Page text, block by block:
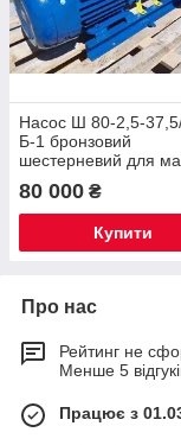
Насос Ш 80-2,5-
Б-1 бронзовий
шестерневий для
мазуту, нафти
80 000 ₴
Купити
Про нас
Рейтинг не
Менше 5
Працює з